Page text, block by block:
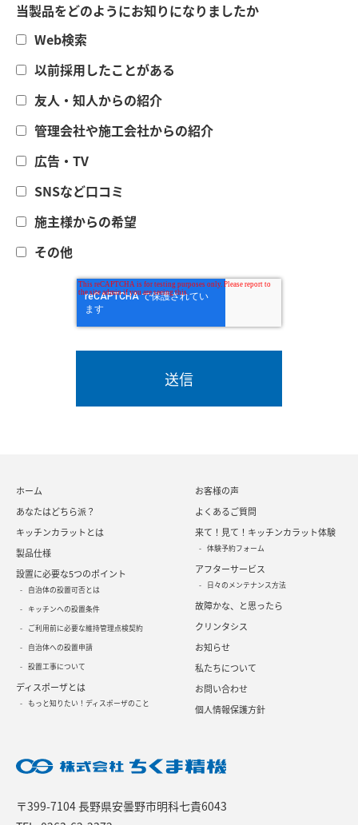
当製品をどのようにお知りになりましたか
Web検索
以前採用したことがある
友人・知人からの紹介
管理会社や施工会社からの紹介
広告・TV
SNSなど口コミ
施主様からの希望
その他
ホーム
あなたはどちら派？
キッチンカラットとは
製品仕様
設置に必要な5つのポイント
自治体の設置可否とは
キッチンへの設置条件
ご利用前に必要な維持管理点検契約
自治体への設置申請
設置工事について
ディスポーザとは
もっと知りたい！ディスポーザのこと
お客様の声
よくあるご質問
来て！見て！キッチンカラット体験
体験予約フォーム
アフターサービス
日々のメンテナンス方法
故障かな、と思ったら
クリンタシス
お知らせ
私たちについて
お問い合わせ
個人情報保護方針
〒399-7104 長野県安曇野市明科七貴6043